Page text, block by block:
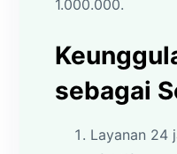
1.000.000.
sebagai
Layanan 24